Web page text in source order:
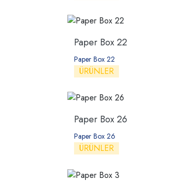
Paper Box 22
Paper Box 22
ÜRÜNLER
Paper Box 26
Paper Box 26
ÜRÜNLER